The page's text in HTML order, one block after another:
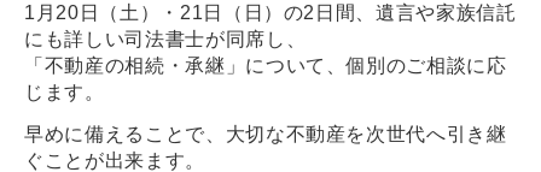
1月20日（土）・21日（日）の2日間、遺言や家族信託
にも詳しい司法書士が同席し、
「不動産の相続・承継」について、個別のご相談に応
じます。
早めに備えることで、大切な不動産を次世代へ引き継
ぐことが出来ます。